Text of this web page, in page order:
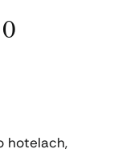
hotelach,